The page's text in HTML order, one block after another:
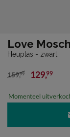
Love
Heuptas - zwart
van € 159,99
159,99 129,99
Momenteel